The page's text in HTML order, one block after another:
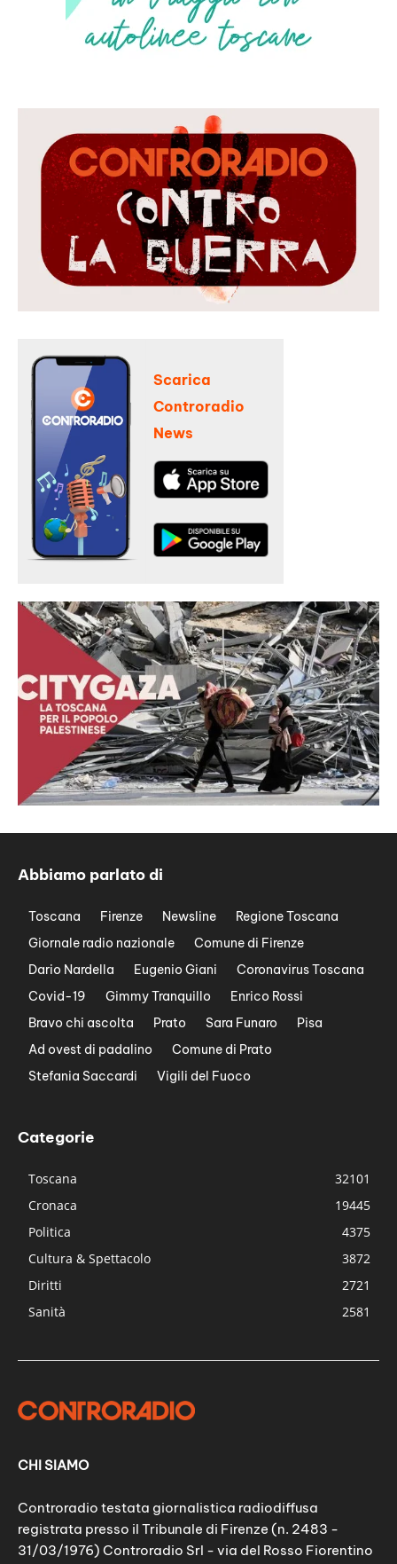
Scarica
Controradio
News
Abbiamo parlato di
Toscana Firenze Newsline
Regione Toscana
Giornale radio nazionale
Comune di Firenze
Dario Nardella
Eugenio Giani
Coronavirus Toscana
Covid-19
Gimmy Tranquillo
Enrico Rossi
Bravo chi ascolta
Prato Sara Funaro
Pisa
Ad ovest di padalino
Comune di Prato
Stefania Saccardi
Vigili del Fuoco
Categorie
Toscana
32101
Cronaca
19445
Politica
4375
Cultura & Spettacolo
3872
Diritti
2721
Sanità
2581
CHI SIAMO
Controradio testata giornalistica radiodiffusa
registrata presso il Tribunale di Firenze (n. 2483 -
31/03/1976) Controradio Srl - via del Rosso Fiorentino